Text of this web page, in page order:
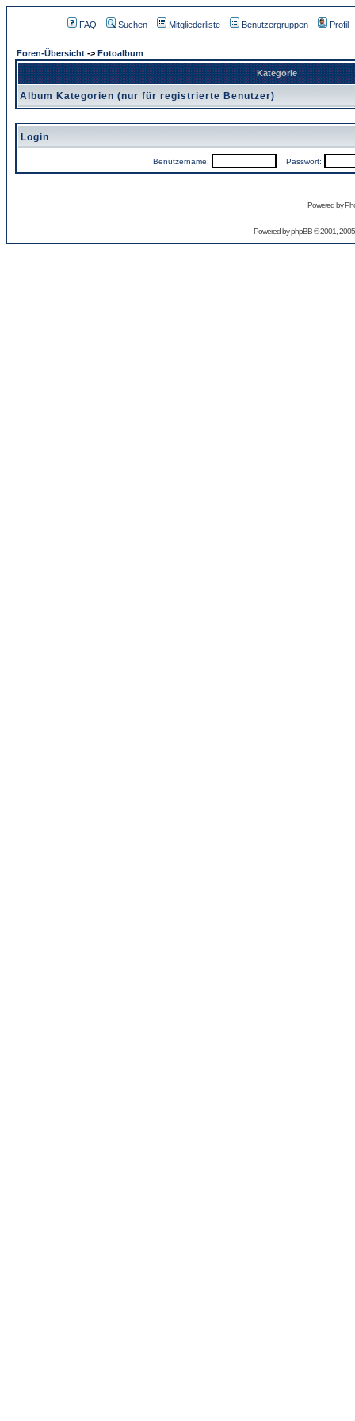
FAQ Suchen Mitgliederliste Benutzergruppen Profil
Foren-Übersicht -> Fotoalbum
Kategorie
Album Kategorien (nur für registrierte Benutzer)
Login
Benutzername: Passwort:
Powered by
Powered byphpBB© 2001,